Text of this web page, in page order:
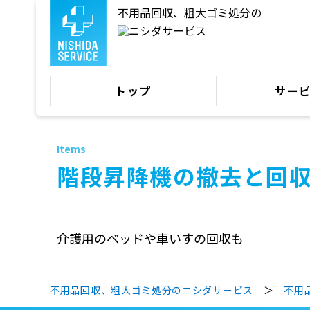
不用品回収、粗大ゴミ処分の
トップ サー
階段昇降機の撤去と回
介護用のベッドや車いすの回収も
不用品回収、粗大ゴミ処分のニシダサービス ＞不用